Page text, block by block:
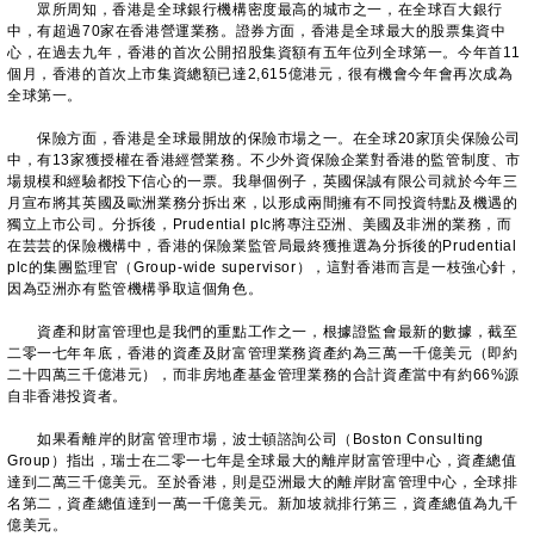
眾所周知，香港是全球銀行機構密度最高的城市之一，在全球百大銀行
中，有超過70家在香港營運業務。證券方面，香港是全球最大的股票集資中
心，在過去九年，香港的首次公開招股集資額有五年位列全球第一。今年首11
個月，香港的首次上市集資總額已達2,615億港元，很有機會今年會再次成為
全球第一。
保險方面，香港是全球最開放的保險市場之一。在全球20家頂尖保險公司
中，有13家獲授權在香港經營業務。不少外資保險企業對香港的監管制度、市
場規模和經驗都投下信心的一票。我舉個例子，英國保誠有限公司就於今年三
月宣布將其英國及歐洲業務分拆出來，以形成兩間擁有不同投資特點及機遇的
獨立上市公司。分拆後，Prudential plc將專注亞洲、美國及非洲的業務，而
在芸芸的保險機構中，香港的保險業監管局最終獲推選為分拆後的Prudential
plc的集團監理官（Group-wide supervisor），這對香港而言是一枝強心針，
因為亞洲亦有監管機構爭取這個角色。
資產和財富管理也是我們的重點工作之一，根據證監會最新的數據，截至
二零一七年年底，香港的資產及財富管理業務資產約為三萬一千億美元（即約
二十四萬三千億港元），而非房地產基金管理業務的合計資產當中有約66%源
自非香港投資者。
如果看離岸的財富管理市場，波士頓諮詢公司（Boston Consulting
Group）指出，瑞士在二零一七年是全球最大的離岸財富管理中心，資產總值
達到二萬三千億美元。至於香港，則是亞洲最大的離岸財富管理中心，全球排
名第二，資產總值達到一萬一千億美元。新加坡就排行第三，資產總值為九千
億美元。